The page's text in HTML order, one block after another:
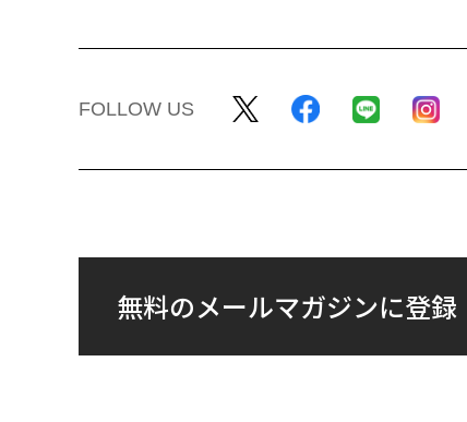
FOLLOW US
無料のメールマガジンに登録